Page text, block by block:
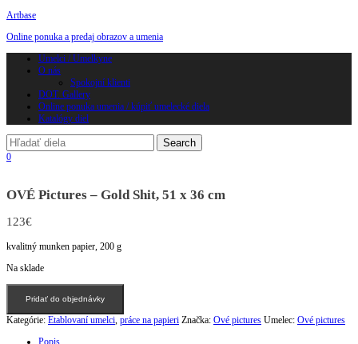
Artbase
Online ponuka a predaj obrazov a umenia
Toggle
navigation
Umelci / Umelkyne
O nás
Spokojní klienti
DOT. Gallery
Online ponuka umenia / kúpiť umelecké diela
Katalógy diel
0
OVÉ Pictures – Gold Shit, 51 x 36 cm
123€
kvalitný munken papier, 200 g
Na sklade
množstvo
Pictures
-
Pridať do objednávky
Kategórie: Etablovaní umelci, práce na papieri Značka: Ové pictures Umelec: Ové pictures
Popis